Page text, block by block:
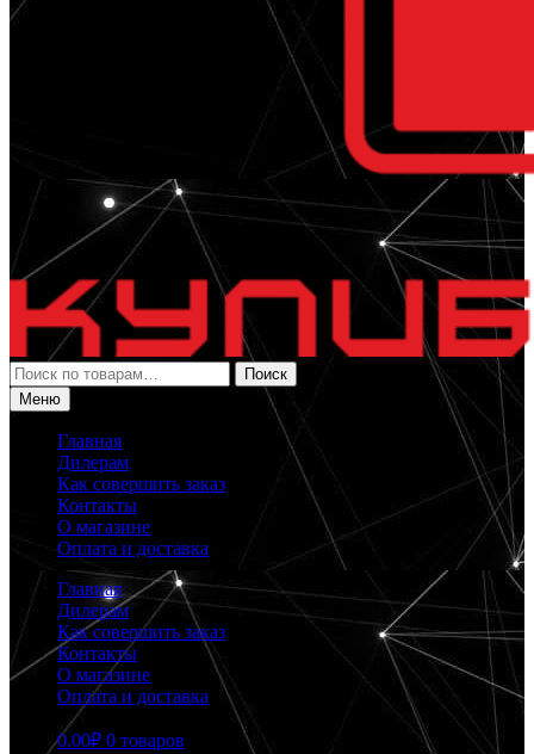
Искать:
Поиск
Меню
Главная
Дилерам
Как совершить заказ
Контакты
О магазине
Оплата и доставка
Главная
Дилерам
Как совершить заказ
Контакты
О магазине
Оплата и доставка
0.00₽ 0 товаров